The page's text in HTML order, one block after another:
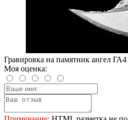
Гравировка на памятник ангел
Моя оценка: